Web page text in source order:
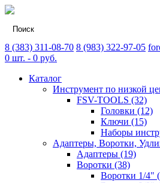
8 (383) 311-08-70 8 (983) 322-97-05
0 шт. - 0 руб.
Каталог
Инструмент по низкой
FSV-TOOLS (32)
Головки (12)
Ключи (15)
Наборы
Адаптеры, Воротки,
Адаптеры (19)
Воротки (38)
Воротки 1/4"